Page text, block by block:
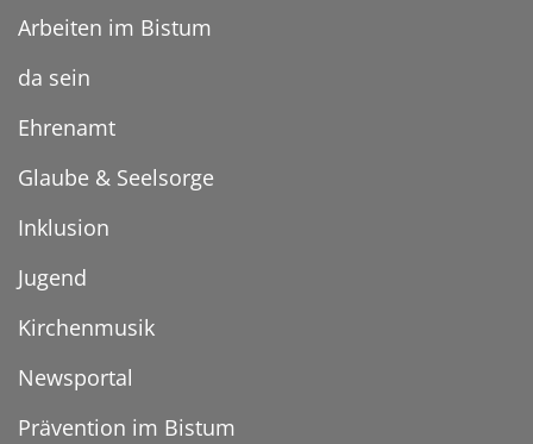
Arbeiten im Bistum
da sein
Ehrenamt
Glaube & Seelsorge
Inklusion
Jugend
Kirchenmusik
Newsportal
Prävention im Bistum